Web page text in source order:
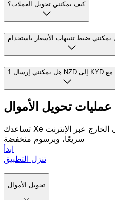
كيف يمكنني تحويل العملات؟
تحويل الأموال
تساعدك Xe على إرسال تحويلات مالية إلى الخارج عبر الإنترنت
سريعًا، وبرسوم منخفضة
ابدأ
تنزل التطبيق
تحويل الأموال